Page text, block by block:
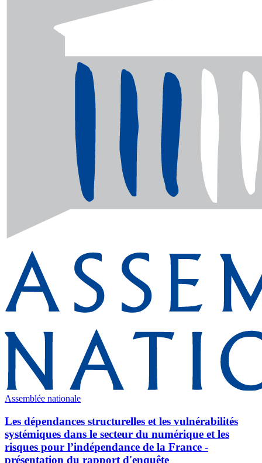
Assemblée nationale
Les dépendances structurelles et les vulnérabilités
systémiques dans le secteur du numérique et les
risques pour l’indépendance de la France -
présentation du rapport d'enquête